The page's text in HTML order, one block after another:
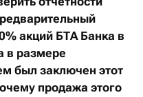
акций БТА Банка в
в размере
был заключен этот
продажа этого